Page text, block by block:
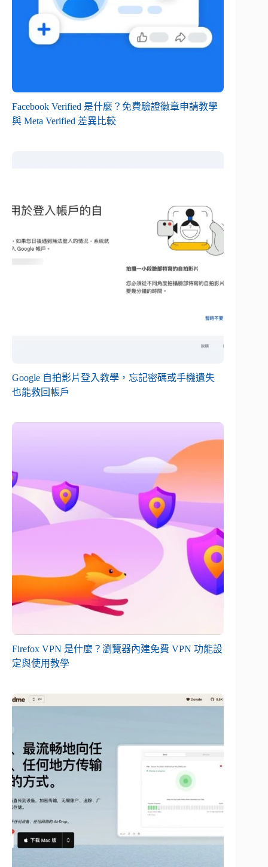
Facebook Verified 是什麼？免費驗證徽章申請教學
與 Meta Verified 差異比較
Google 自拍影片登入教學，忘記密碼或手機遺失
也能救回帳戶
Firefox VPN 是什麼？瀏覽器內建免費 VPN 功能設
定與使用教學